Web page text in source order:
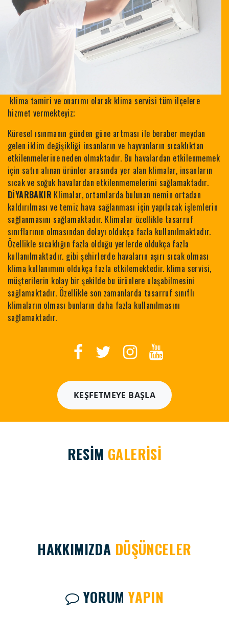
klima tamiri ve onarımı olarak klima servisi tüm ilçelere
hizmet vermekteyiz;
Küresel ısınmanın günden güne artması ile beraber meydan
gelen iklim değişikliği insanların ve hayvanların sıcaklıktan
etkilenmelerine neden olmaktadır. Bu havalardan etkilenmemek
için satın alınan ürünler arasında yer alan klimalar, insanların
sıcak ve soğuk havalardan etkilenmemelerini sağlamaktadır.
DİYARBAKIR Klimalar, ortamlarda bulunan nemin ortadan
kaldırılması ve temiz hava sağlanması için yapılacak işlemlerin
sağlanmasını sağlamaktadır. Klimalar özellikle tasarruf
sınıflarının olmasından dolayı oldukça fazla kullanılmaktadır.
Özellikle sıcaklığın fazla olduğu yerlerde oldukça fazla
kullanılmaktadır. gibi şehirlerde havaların aşırı sıcak olması
klima kullanımını oldukça fazla etkilemektedir. klima servisi,
müşterilerin kolay bir şekilde bu ürünlere ulaşabilmesini
sağlamaktadır. Özellikle son zamanlarda tasarruf sınıflı
klimaların olması bunların daha fazla kullanılmasını
sağlamaktadır.
KEŞFETMEYE BAŞLA
RESİM GALERİSİ
HAKKIMIZDA DÜŞÜNCELER
YORUMYAPIN